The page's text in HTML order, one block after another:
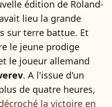
édition de Roland-
lieu la grande
sur terre battue. Et
le jeune prodige
le joueur allemand
. A l'issue d'un
de quatre heures,
la victoire en